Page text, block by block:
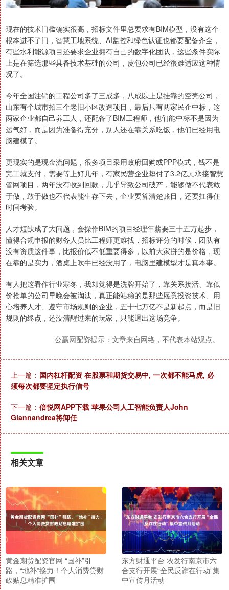
现在的技术门槛确实很高，招标文件里总要求有BIM模型，没有这个
根本进不了门，智慧工地系统、AI监控和绿色认证也都要配备齐全，
有些水利能源项目还要求企业拥有自己的数字化团队，这些条件实际
上是在筛选那些具备技术基础的公司，皮包公司已经很难适应这种情
况了。
今年全国注销的工程公司多了三成多，八成以上是挂靠的空壳公司，
山东有个城市招三个老旧小区改造项目，最后只有两家民企中标，这
两家企业都自己养工人，还配备了BIM工程师，他们能中标不是因为
运气好，而是因为准备得充分，别人还在靠关系吃饭，他们已经用电
脑建模了。
更现实的是现金流问题，很多项目采用政府回购或PPP模式，钱不是
完工就支付，需要等上好几年，有家民营企业垫付了3.2亿元承接智慧
管网项目，两年没有收到回款，几乎导致公司破产，能够做不代表敢
于做，敢于做也不代表能生存下去，企业要算清楚账目，还要扛得住
时间考验。
人才短缺成了大问题，会操作BIM的项目经理年薪要三十五万起步，
懂得合规申报的财务人员比工程师更难找，招标评分的时候，团队有
没有资质这件事，比报价低不低重要得多，以前大家拼的是价格，现
在靠的是实力，酒桌上吹牛已经没用了，电脑里建模型才是真本事。
有人把这看作行业寒冬，我却觉得是洗牌开始了，靠关系接活、靠低
价抢单的公司早晚会被淘汰，真正能站稳的是那些愿意投资技术、用
心培养人才、遵守市场规则的企业，五十七万亿不是新起点，而是旧
规则的终点，还没清醒过来的玩家，只能退出这场竞争。
公赢网配资提示：文章来自网络，不代表本站观点。
上一篇： 国内杠杆配资 在股票和期货交易中, 一次都不能马虎, 必
须每次都要坚定执行信号
下一篇： 倍悦网APP下载 苹果公司人工智能负责人John
Giannandrea将卸任
相关文章
黄金期货配资官网 “国补”引
路，“地补”接力！个人消费贷财
政贴息精准扩围
东方财通平台 农发行南京市六
合支行开展“全民反诈在行动”集
中宣传月活动